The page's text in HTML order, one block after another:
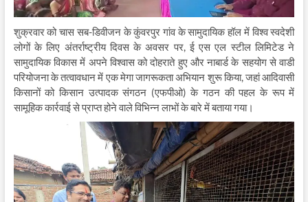
शुक्रवार को चास सब-डिवीजन के कुंवरपुर गांव के सामुदायिक हॉल में विश्व स्वदेशी
लोगों के लिए अंतर्राष्ट्रीय दिवस के अवसर पर, ई एस एल स्टील लिमिटेड ने
सामुदायिक विकास में अपने विश्वास को दोहराते हुए और नाबार्ड के सहयोग से वाडी
परियोजना के तत्वावधान में एक मेगा जागरूकता अभियान शुरू किया, जहां आदिवासी
किसानों को किसान उत्पादक संगठन (एफपीओ) के गठन की पहल के रूप में
सामूहिक कार्रवाई से प्राप्त होने वाले विभिन्न लाभों के बारे में बताया गया।